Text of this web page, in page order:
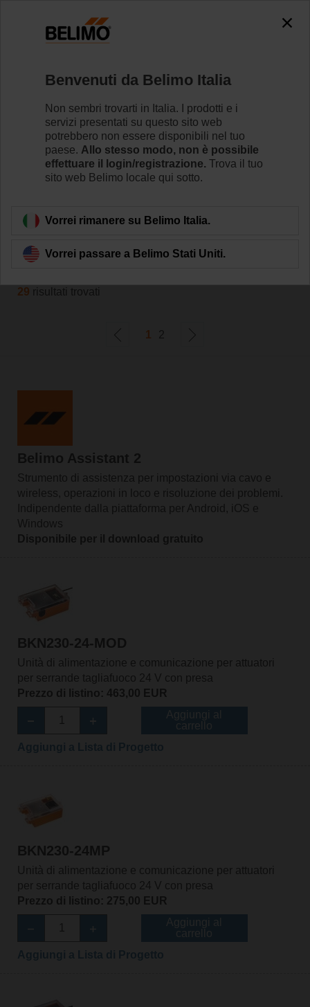
accessing the absolute URL
"https://www.belimo.com/it/it_IT/~mgnlArea=cookies~".
Home Sistemi
Accessori
Belimo offre strumenti dedicati per il commissioning e la
manutenzione degli attuatori e delle soluzioni di
sistema. Gli strumenti funzionano sia via cavo (bus o
Filtra per
29 risultati trovati
1 2
Belimo Assistant 2
Strumento di assistenza per impostazioni via cavo e
wireless, operazioni in loco e risoluzione dei problemi.
Indipendente dalla piattaforma per Android, iOS e
Windows
Disponibile per il download gratuito
BKN230-24-MOD
Unità di alimentazione e comunicazione per attuatori
per serrande tagliafuoco 24 V con presa
Prezzo di listino: 463,00 EUR
BKN230-24MP
Unità di alimentazione e comunicazione per attuatori
per serrande tagliafuoco 24 V con presa
Prezzo di listino: 275,00 EUR
Benvenuti da Belimo Italia
Non sembri trovarti in Italia. I prodotti e i
servizi presentati su questo sito web
potrebbero non essere disponibili nel tuo
paese. Allo stesso modo, non è possibile
effettuare il login/registrazione. Trova il tuo
sito web Belimo locale qui sotto.
Vorrei rimanere su Belimo Italia.
Vorrei passare a Belimo Stati Uniti.